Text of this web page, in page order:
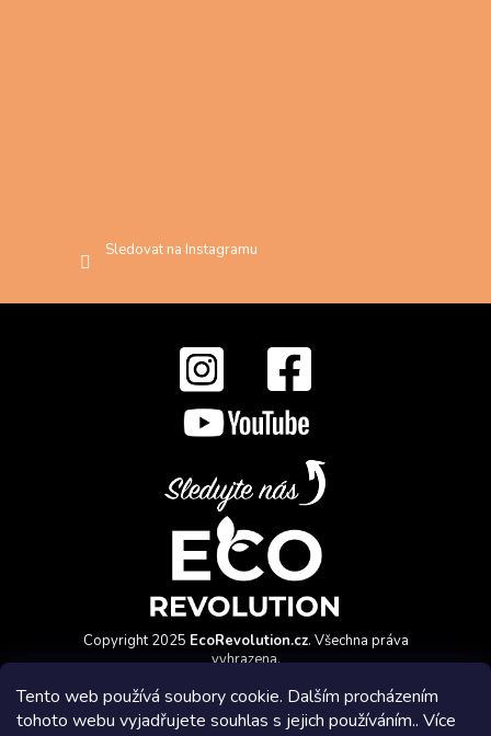
Tento web používá soubory cookie. Dalším procházením
tohoto webu vyjadřujete souhlas s jejich používáním.. Více
Sledovat na Instagramu
Copyright 2025 EcoRevolution.cz. Všechna práva
vyhrazena.